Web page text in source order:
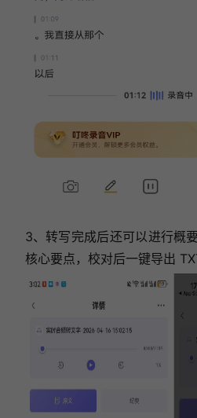
3、转写完成后还可以进行概
核心要点，校对后一键导出